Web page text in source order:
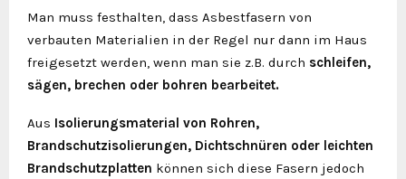
Man muss festhalten, dass Asbestfasern von
verbauten Materialien in der Regel nur dann im Haus
freigesetzt werden, wenn man sie z.B. durch schleifen,
sägen, brechen oder bohren bearbeitet.
Aus Isolierungsmaterial von Rohren,
Brandschutzisolierungen, Dichtschnüren oder leichten
Brandschutzplatten können sich diese Fasern jedoch